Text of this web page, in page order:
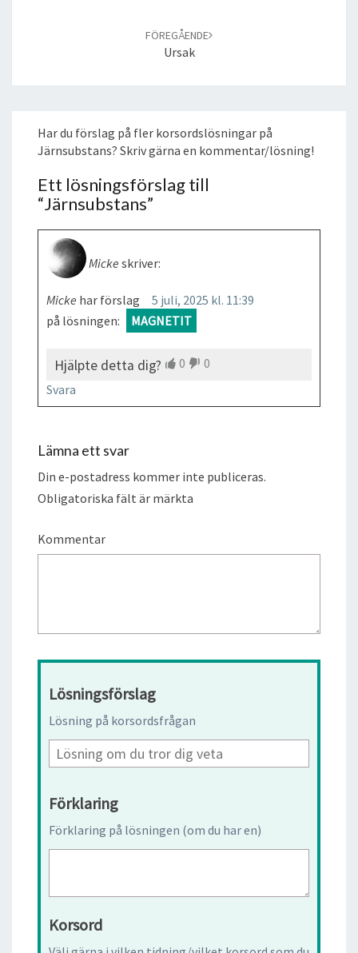
FÖREGÅENDE
Ursak
Har du förslag på fler korsordslösningar på
Järnsubstans? Skriv gärna en kommentar/lösning!
Ett lösningsförslag till
“Järnsubstans”
Micke skriver:
5 juli, 2025 kl. 11:39
Micke har förslag
på lösningen:
MAGNETIT
Hjälpte detta dig? 0
0
Svara
Lämna ett svar
Din e-postadress kommer inte publiceras.
Obligatoriska fält är märkta
Kommentar
Lösningsförslag
Lösning på korsordsfrågan
Förklaring
Förklaring på lösningen (om du har en)
Korsord